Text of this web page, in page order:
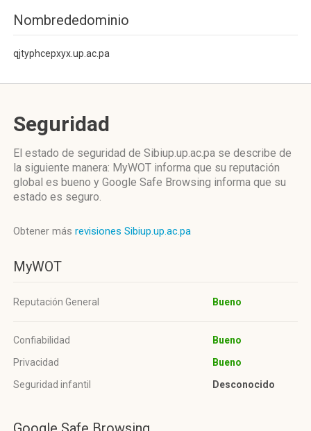
Nombrededominio
qjtyphcepxyx.up.ac.pa
Seguridad
El estado de seguridad de Sibiup.up.ac.pa se describe de
la siguiente manera: MyWOT informa que su reputación
global es bueno y Google Safe Browsing informa que su
estado es seguro.
Obtener más revisiones Sibiup.up.ac.pa
MyWOT
Reputación General Bueno
Confiabilidad
Bueno
Privacidad
Bueno
Seguridad infantil
Desconocido